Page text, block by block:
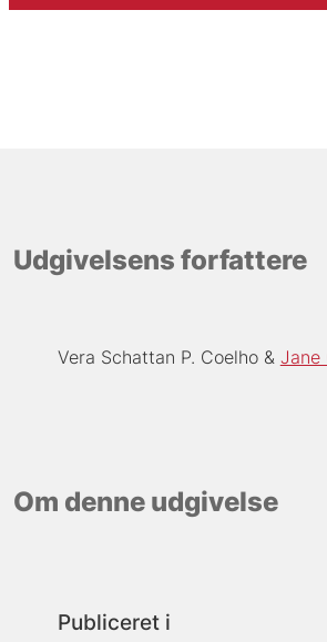
Udgivelsens forfattere
Vera Schattan P. Coelho Jane
Om denne udgivelse
Publiceret i